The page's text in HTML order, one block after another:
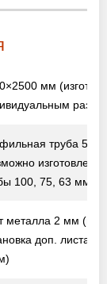
мм
труба
100, 75, 63 мм)
металла 2 мм
доп. листа